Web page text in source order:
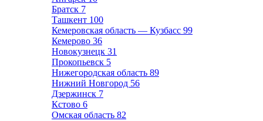
Братск 7
Ташкент 100
Кемеровская область — Кузбасс 99
Кемерово 36
Новокузнецк 31
Прокопьевск 5
Нижегородская область 89
Нижний Новгород 56
Дзержинск 7
Кстово 6
Омская область 82